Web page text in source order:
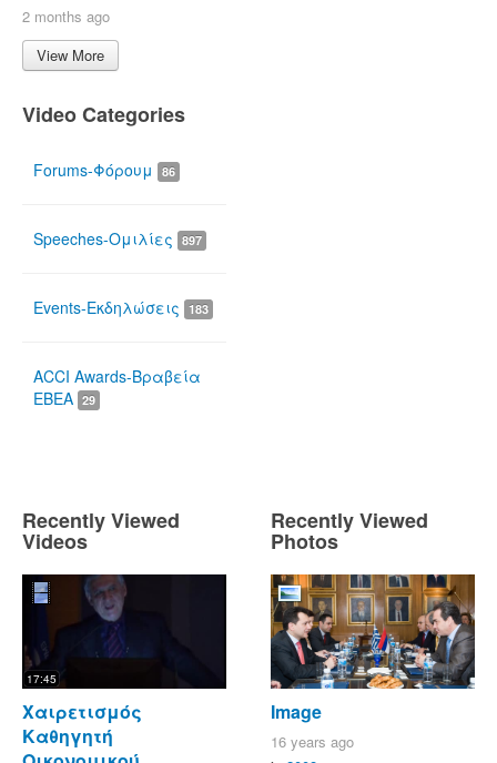
2 months ago
View More
Video Categories
Forums-Φόρουμ 86
Speeches-Ομιλίες 897
Events-Εκδηλώσεις 183
ACCI Awards-Βραβεία
ΕΒΕΑ 29
Recently Viewed
Videos
17:45
Χαιρετισμός
Καθηγητή
Recently Viewed
Photos
Image
16 years ago